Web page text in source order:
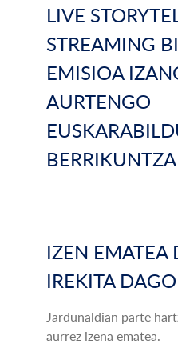
LIVE
STREAMING
EMISIOA
AURTENGO
IZEN EMATEA
IREKITA DAGO
Jardunaldian parte
aurrez izena ematea.